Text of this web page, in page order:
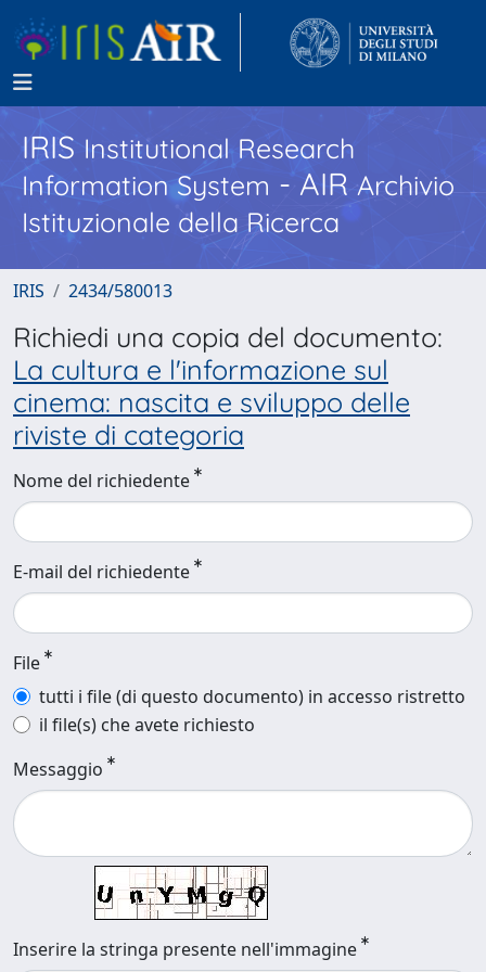
IRISInstitutional Research
Information System - AIR Archivio
Istituzionale della Ricerca
IRIS 2434/580013
Richiedi una copia del documento:
La cultura e l'informazione sul
cinema: nascita e sviluppo delle
riviste di categoria
Nome del richiedente
E-mail del richiedente
File
tutti i file (di questo documento) in accesso ristretto
il file(s) che avete richiesto
Messaggio
Inserire la stringa presente nell'immagine